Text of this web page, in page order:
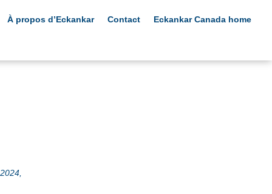
À propos d’Eckankar Contact
Eckankar Canada home